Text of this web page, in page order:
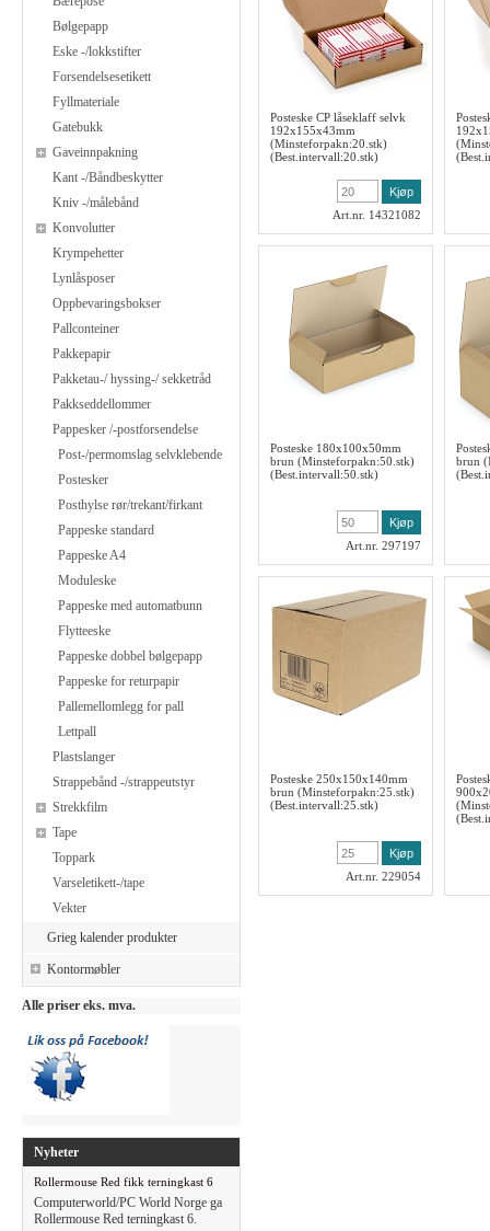
Bølgepapp
Eske -/lokkstifter
Forsendelsesetikett
Fyllmateriale
Gatebukk
Gaveinnpakning
Kant -/Båndbeskytter
Kniv -/målebånd
Konvolutter
Krympehetter
Lynlåsposer
Oppbevaringsbokser
Pallconteiner
Pakkepapir
Pakketau-/ hyssing-/ sekketråd
Pakkseddellommer
Pappesker /-postforsendelse
Post-/permomslag selvklebende
Postesker
Posthylse rør/trekant/firkant
Pappeske standard
Pappeske A4
Moduleske
Pappeske med automatbunn
Flytteeske
Pappeske dobbel bølgepapp
Pappeske for returpapir
Pallemellomlegg for pall
Lettpall
Plastslanger
Strappebånd -/strappeutstyr
Strekkfilm
Tape
Toppark
Varseletikett-/tape
Vekter
Grieg kalender produkter
Kontormøbler
Alle priser eks. mva.
Nyheter
Rollermouse Red fikk terningkast 6
Computerworld/PC World Norge ga
Rollermouse Red terningkast 6.
Posteske CP låseklaff selvk
192x155x43mm
(Minsteforpakn:20.stk)
(Best.intervall:20.stk)
Art.nr. 14321082
Posteske 180x100x50mm
brun (Minsteforpakn:50.stk)
(Best.intervall:50.stk)
Art.nr. 297197
brun
Posteske 250x150x140mm
brun (Minsteforpakn:25.stk)
(Best.intervall:25.stk)
Art.nr. 229054